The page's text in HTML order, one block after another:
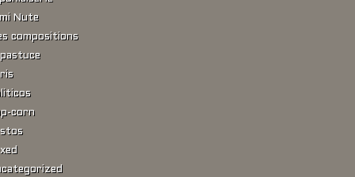
Nute
compositions
corn